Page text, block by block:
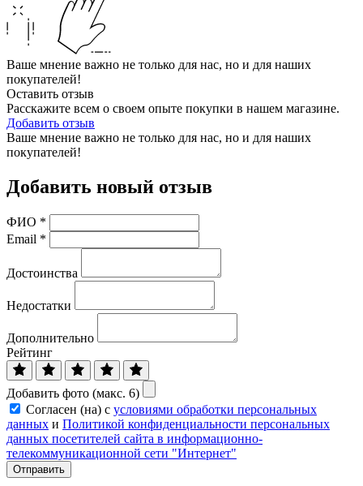
Ваше мнение важно не только для нас, но и для наших
покупателей!
Оставить отзыв
Расскажите всем о своем опыте покупки в нашем магазине.
Добавить отзыв
Ваше мнение важно не только для нас, но и для наших
покупателей!
Добавить новый отзыв
ФИО *
Email *
Достоинства
Недостатки
Дополнительно
Рейтинг
Добавить фото (макс. 6)
Согласен (на) с условиями обработки персональных
данных и Политикой конфиденциальности персональных
данных посетителей сайта в информационно-
телекоммуникационной сети "Интернет"
Отправить